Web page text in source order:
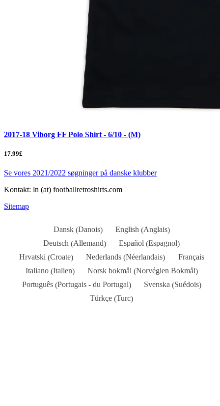
2017-18 Viborg FF Polo Shirt - 6/10 - (M)
17.99£
Se vores 2021/2022 søgninger på danske klubber
Kontakt: ln (at) footballretroshirts.com
Sitemap
Dansk(Danois) English(Anglais)
Deutsch (Allemand) Español (Espagnol)
Hrvatski(Croate) Nederlands (Néerlandais)
Français
Italiano(Italien) Norsk bokmål(Norvégien Bokmål)
Português(Portugais - du Portugal) Svenska(Suédois)
Türkçe (Turc)